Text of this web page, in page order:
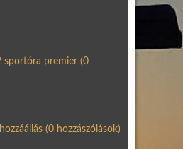
sportóra premier (0
(0 hozzászólások)